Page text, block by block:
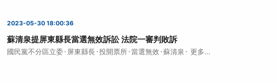
2023-05-30 18:00:36
蘇清泉提屏東縣長當選無效訴訟 法院一審判敗訴
國民黨不分區立委· 屏東縣長·投開票所·當選無效 ·蘇清泉 · 更多...